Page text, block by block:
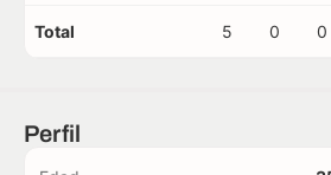
Total 5 0 0
Perfil